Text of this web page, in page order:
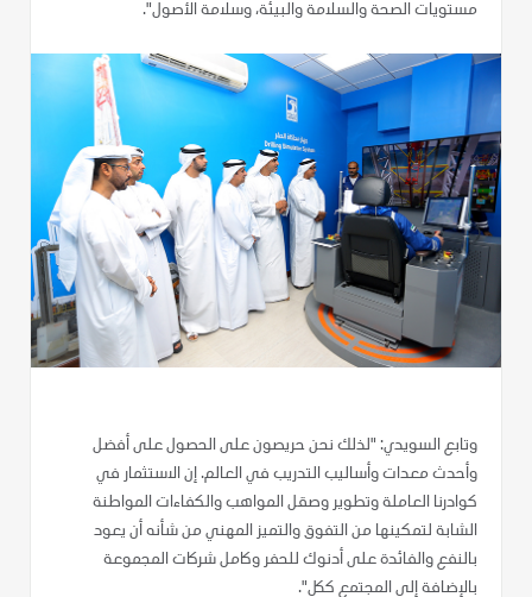
مستويات الصحة والسلامة والبيئة، وسلامة الأصول".
وتابع السويدي: "لذلك نحن حريصون على الحصول على أفضل
وأحدث معدات وأساليب التدريب في العالم. إن الاستثمار في
كوادرنا العاملة وتطوير وصقل المواهب والكفاءات المواطنة
الشابة لتمكينها من التفوق والتميز المهني من شأنه أن يعود
بالنفع والفائدة على أدنوك للحفر وكامل شركات المجموعة
بالإضافة إلى المجتمع ككل".